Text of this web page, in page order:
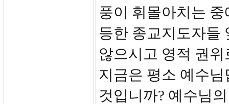
풍이 휘몰아치는
등한 종교지도자들
않으시고 영적 권
지금은 평소 예수
것입니까? 예수님